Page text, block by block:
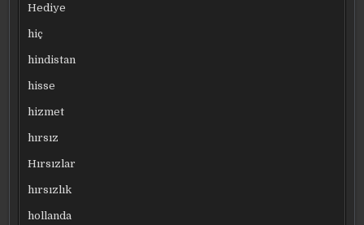
Hediye
hiç
hindistan
hisse
hizmet
hırsız
Hırsızlar
hırsızlık
hollanda